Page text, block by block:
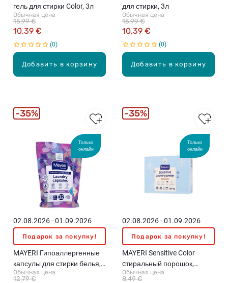
Добавить в корзину
гель для стирки Color, 3л
Обычная цена
10,39 €
15,99 €
0
Добавить в корзину
для стирки, 3л
Обычная цена
10,39 €
15,99 €
0
Только
онлайн
02.08.2026 - 01.09.2026
Подарок за покупку!
MAYERI Гипоаллергенные
капсулы для стирки белья,
Universal, 32шт.
Обычная цена
12,79 €
35%
Только
онлайн
02.08.2026 - 01.09.2026
Подарок за покупку!
MAYERI Sensitive Color
cтиральный порошок,
1.65кг
Обычная цена
8,49 €
35%